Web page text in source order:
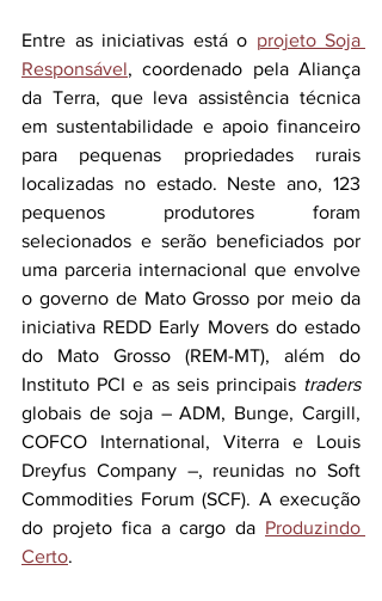
Entre as iniciativas está o projeto Soja
Responsável, coordenado pela Aliança
da Terra, que leva assistência técnica
em sustentabilidade e apoio financeiro
para pequenas propriedades rurais
localizadas no estado. Neste ano, 123
pequenos produtores foram
selecionados e serão beneficiados por
uma parceria internacional que envolve
o governo de Mato Grosso por meio da
iniciativa REDD Early Movers do estado
do Mato Grosso (REM-MT), além do
Instituto PCI e as seis principais traders
globais de soja – ADM, Bunge, Cargill,
COFCO International, Viterra e Louis
Dreyfus Company –, reunidas no Soft
Commodities Forum (SCF). A execução
do projeto fica a cargo da Produzindo
Certo.